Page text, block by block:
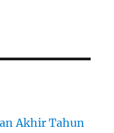
Akhir Tahun